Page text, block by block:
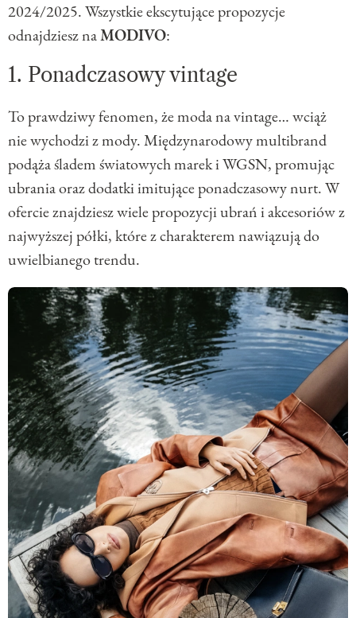
2024/2025. Wszystkie ekscytujące propozycje
odnajdziesz naMODIVO:
1. Ponadczasowy vintage
To prawdziwy fenomen, że moda na vintage… wciąż
nie wychodzi z mody. Międzynarodowy multibrand
podąża śladem światowych marek i WGSN, promując
ubrania oraz dodatki imitujące ponadczasowy nurt. W
ofercie znajdziesz wiele propozycji ubrań i akcesoriów z
najwyższej półki, które z charakterem nawiązują do
uwielbianego trendu.